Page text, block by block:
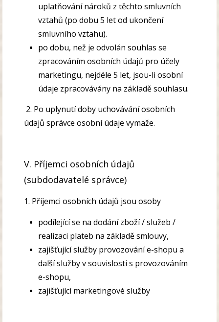
uplatňování nároků z těchto smluvních
vztahů (po dobu 5 let od ukončení
smluvního vztahu).
po dobu, než je odvolán souhlas se
zpracováním osobních údajů pro účely
marketingu, nejdéle 5 let, jsou-li osobní
údaje zpracovávány na základě souhlasu.
2. Po uplynutí doby uchovávání osobních
údajů správce osobní údaje vymaže.
V. Příjemci osobních údajů
(subdodavatelé správce)
1. Příjemci osobních údajů jsou osoby
podílející se na dodání zboží / služeb /
realizaci plateb na základě smlouvy,
zajišťující služby provozování e-shopu a
další služby v souvislosti s provozováním
e-shopu,
zajišťující marketingové služby